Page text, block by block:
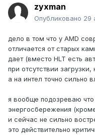
zyxman
Опубликовано 29
дело в том что у AMD
отличается от старых
дает (вместо HLT есть
при отсутствии
а на интел точно сильно
я вообще подозреваю
энергосбережения
и сейчас не сильно
это действительно